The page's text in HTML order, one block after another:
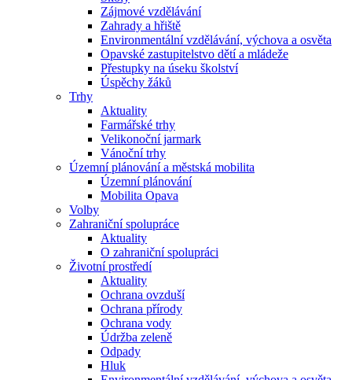
Zájmové vzdělávání
Zahrady a hřiště
Environmentální vzdělávání, výchova a osvěta
Opavské zastupitelstvo dětí a mládeže
Přestupky na úseku školství
Úspěchy žáků
Trhy
Aktuality
Farmářské trhy
Velikonoční jarmark
Vánoční trhy
Územní plánování a městská mobilita
Územní plánování
Mobilita Opava
Volby
Zahraniční spolupráce
Aktuality
O zahraniční spolupráci
Životní prostředí
Aktuality
Ochrana ovzduší
Ochrana přírody
Ochrana vody
Údržba zeleně
Odpady
Hluk